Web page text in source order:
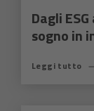
Dagli
sogno in
Leggi tutto